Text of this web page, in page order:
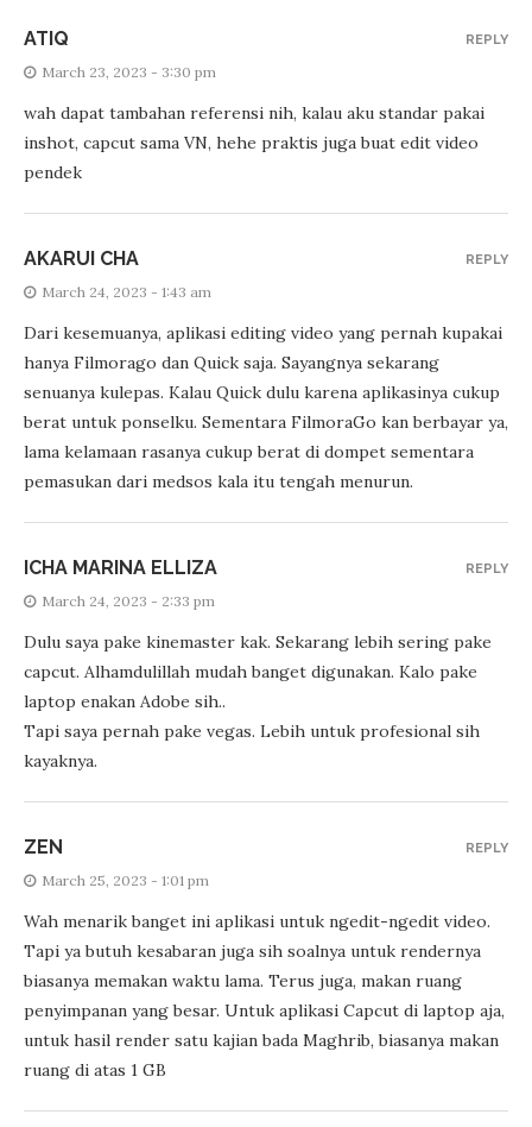
ATIQ
March 23, 2023 - 3:30 pm
wah dapat tambahan referensi nih, kalau aku standar pakai
inshot, capcut sama VN, hehe praktis juga buat edit video
pendek
REPLY
AKARUI CHA
March 24, 2023 - 1:43 am
Dari kesemuanya, aplikasi editing video yang pernah kupakai
hanya Filmorago dan Quick saja. Sayangnya sekarang
senuanya kulepas. Kalau Quick dulu karena aplikasinya cukup
berat untuk ponselku. Sementara FilmoraGo kan berbayar ya,
lama kelamaan rasanya cukup berat di dompet sementara
pemasukan dari medsos kala itu tengah menurun.
REPLY
ICHA MARINA ELLIZA
March 24, 2023 - 2:33 pm
Dulu saya pake kinemaster kak. Sekarang lebih sering pake
capcut. Alhamdulillah mudah banget digunakan. Kalo pake
laptop enakan Adobe sih..
Tapi saya pernah pake vegas. Lebih untuk profesional sih
kayaknya.
REPLY
ZEN
March 25, 2023 - 1:01 pm
Wah menarik banget ini aplikasi untuk ngedit-ngedit video.
Tapi ya butuh kesabaran juga sih soalnya untuk rendernya
biasanya memakan waktu lama. Terus juga, makan ruang
penyimpanan yang besar. Untuk aplikasi Capcut di laptop aja,
untuk hasil render satu kajian bada Maghrib, biasanya makan
ruang di atas 1 GB
REPLY